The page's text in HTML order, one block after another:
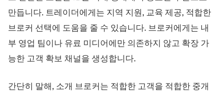
만듭니다. 트레이더에게는 지역 지원, 교육 제공, 적합한
브로커 선택에 도움을 줄 수 있습니다. 브로커에게는 내
부 영업 팀이나 유료 미디어에만 의존하지 않고 확장 가
능한 고객 확보 채널을 생성합니다.
간단히 말해, 소개 브로커는 적합한 고객을 적합한 중개
동영상 튜토리얼
수익 계산기
비즈니스 계획
통계
회사 뉴스
채용
지속가능성
팔로우하기